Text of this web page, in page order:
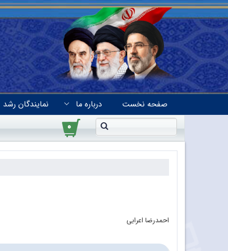
صفحه نخست درباره ما نمایندگان رشد
۰
احمدرضا اعرابی